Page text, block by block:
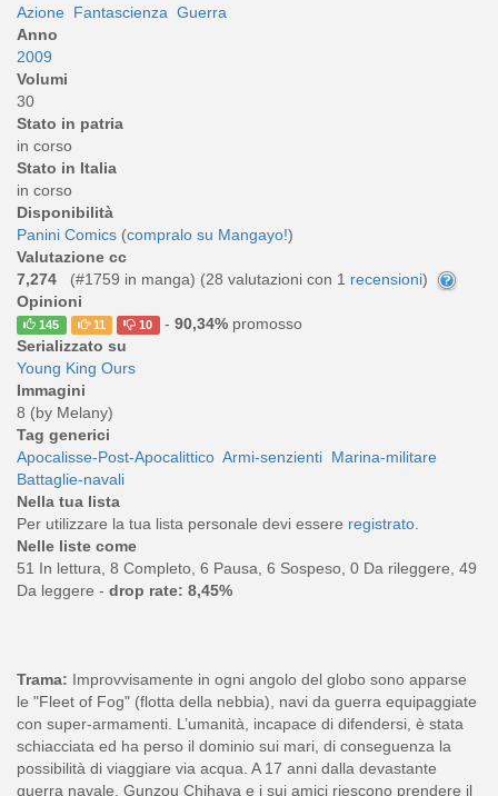
Azione Fantascienza Guerra
Anno
2009
Volumi
30
Stato in patria
in corso
Stato in Italia
in corso
Disponibilità
Panini Comics (compralo su Mangayo!)
Valutazione cc
7,274
(#1759 in manga) (28 valutazioni con 1 recensioni)
Opinioni
145 11 10 - 90,34%promosso
Serializzato su
Young King Ours
Immagini
8 (by Melany)
Tag generici
Apocalisse-Post-Apocalittico Armi-senzienti Marina-militare
Battaglie-navali
Nella tua lista
Per utilizzare la tua lista personale devi essere registrato.
Nelle liste come
51 In lettura, 8 Completo, 6 Pausa, 6 Sospeso, 0 Da rileggere, 49
Da leggere - drop rate: 8,45%
Trama: Improvvisamente in ogni angolo del globo sono apparse
le "Fleet of Fog" (flotta della nebbia), navi da guerra equipaggiate
con super-armamenti. L’umanità, incapace di difendersi, è stata
schiacciata ed ha perso il dominio sui mari, di conseguenza la
possibilità di viaggiare via acqua. A 17 anni dalla devastante
guerra navale, Gunzou Chihaya e i sui amici riescono prendere il